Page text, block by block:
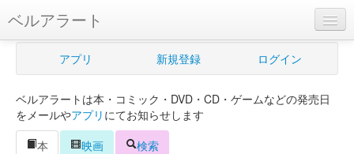
ベルアラート
ベルアラートとは
新規登録
ログイン
アプリ 新規登録 ログイン
ベルアラートは本・コミック・DVD・CD・ゲームなどの発売日
をメールやアプリ にてお知らせします
本
映画 検索